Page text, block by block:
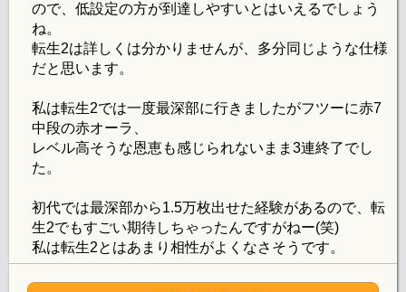
ので、低設定の方が到達しやすいとはいえるでしょう
ね。
転生2は詳しくは分かりませんが、多分同じような仕様
だと思います。
私は転生2では一度最深部に行きましたがフツーに赤7
中段の赤オーラ、
レベル高そうな恩恵も感じられないまま3連終了でし
た。
初代では最深部から1.5万枚出せた経験があるので、転
生2でもすごい期待しちゃったんですがねー(笑)
私は転生2とはあまり相性がよくなさそうです。